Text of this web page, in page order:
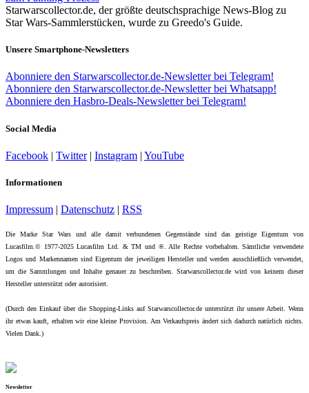
Starwarscollector.de, der größte deutschsprachige News-Blog zu
Star Wars-Sammlerstücken, wurde zu Greedo's Guide.
Unsere Smartphone-Newsletters
Abonniere den Starwarscollector.de-Newsletter bei Telegram!
Abonniere den Starwarscollector.de-Newsletter bei Whatsapp!
Abonniere den Hasbro-Deals-Newsletter bei Telegram!
Social Media
Facebook | Twitter| Instagram | YouTube
Informationen
Impressum | Datenschutz | RSS
Die Marke Star Wars und alle damit verbundenen Gegenstände sind das geistige Eigentum von
Lucasfilm.© 1977-2025 Lucasfilm Ltd. & TM und ®. Alle Rechte vorbehalten. Sämtliche verwendete
Logos und Markennamen sind Eigentum der jeweiligen Hersteller und werden ausschließlich verwendet,
um die Sammlungen und Inhalte genauer zu beschreiben. Starwarscollector.de wird von keinem dieser
Hersteller unterstützt oder autorisiert.
(Durch den Einkauf über die Shopping-Links auf Starwarscollector.de unterstützt ihr unsere Arbeit. Wenn
ihr etwas kauft, erhalten wir eine kleine Provision. Am Verkaufspreis ändert sich dadurch natürlich nichts.
Vielen Dank.)
Newsletter